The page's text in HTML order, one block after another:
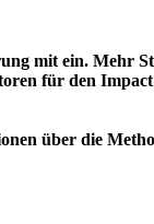
mit ein. Mehr
für den
über die